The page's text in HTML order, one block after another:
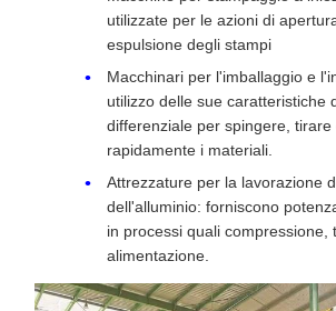
utilizzate per le azioni di
espulsione degli stampi
Macchinari per l'imballaggio e
utilizzo delle sue caratteristiche
differenziale per spingere,
rapidamente i materiali.
Attrezzature per la lavorazione
dell'alluminio: forniscono
in processi quali compressione,
alimentazione.